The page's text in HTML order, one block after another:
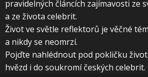
pravidelných článcích zajímavosti ze
a ze života celebrit.
Život ve světle reflektorů je věčné
a nikdy se neomrzí.
Pojďte nahlédnout pod pokličku
hvězd i do soukromí českých celebrit.